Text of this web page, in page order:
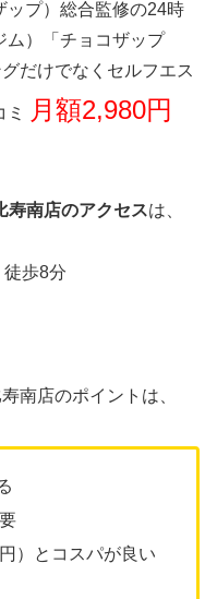
ップ）総合監修の24時
ム）「チョコザップ
だけでなくセルフエス
ミ 月額2,980円
南店のアクセスは、
歩8分
南店のポイントは、
）とコスパが良い